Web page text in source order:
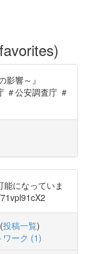
影響～』
＃公安調査庁 ＃
になっていま
(投稿一覧)
ワーク (1)